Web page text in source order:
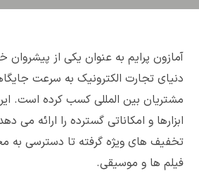
آمازون پرایم به عنوان یکی از
دنیای تجارت الکترونیک به سرعت
مشتریان بین المللی کسب کرده است.
ابزارها و امکاناتی گسترده را ارائه می
تخفیف های ویژه گرفته تا دسترسی به
فیلم ها و موسیقی.